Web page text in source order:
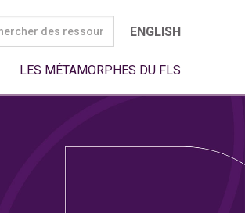
ENGLISH
LES MÉTAMORPHES DU FLS